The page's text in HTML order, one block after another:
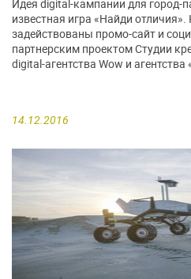
14.12.2016
Идея digital-кампании для город-
известная игра «Найди
задействованы промо-сайт и
партнерским проектом Студии
digital-агентства Wow и агентства